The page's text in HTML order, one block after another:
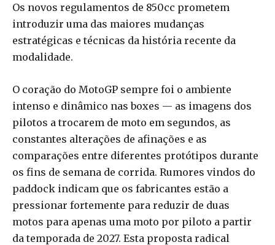
Os novos regulamentos de 850cc prometem
introduzir uma das maiores mudanças
estratégicas e técnicas da história recente da
modalidade.
O coração do MotoGP sempre foi o ambiente
intenso e dinâmico nas boxes — as imagens dos
pilotos a trocarem de moto em segundos, as
constantes alterações de afinações e as
comparações entre diferentes protótipos durante
os fins de semana de corrida. Rumores vindos do
paddock indicam que os fabricantes estão a
pressionar fortemente para reduzir de duas
motos para apenas uma moto por piloto a partir
da temporada de 2027. Esta proposta radical